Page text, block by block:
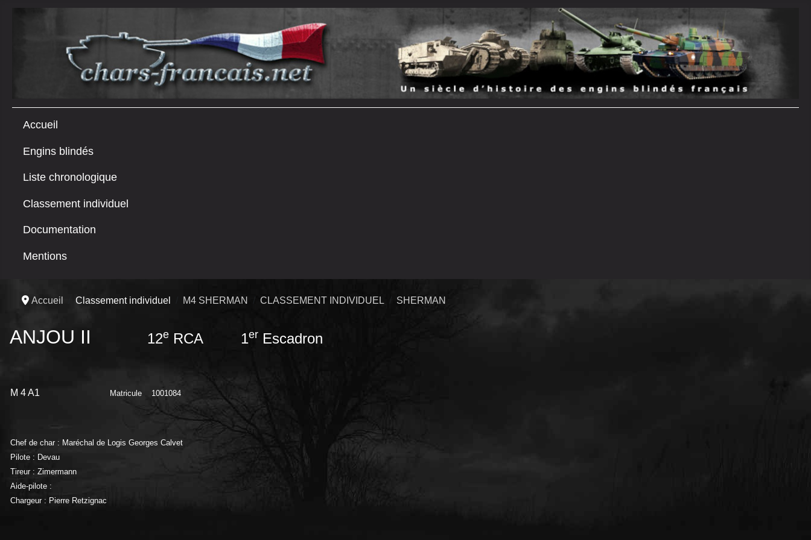
Accueil
Engins blindés
Liste chronologique
Classement individuel
Documentation
Mentions
Accueil Classement individuel M4 SHERMAN CLASSEMENT INDIVIDUEL SHERMAN
ANJOU II 12e RCA 1er Escadron
M 4 A1 Matricule 1001084
Chef de char : Maréchal de Logis Georges Calvet
Pilote : Devau
Tireur : Zimermann
Aide-pilote :
Chargeur : Pierre Retzignac